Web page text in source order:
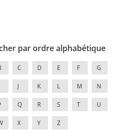
par ordre alphabétique
C D E F G
J K L M N
Q R S T U
X Y Z